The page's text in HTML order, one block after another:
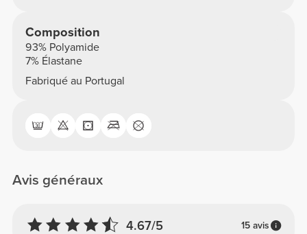
Composition
93% Polyamide
7% Élastane
Fabriqué au Portugal
Avis généraux
4.67/5 15 avis